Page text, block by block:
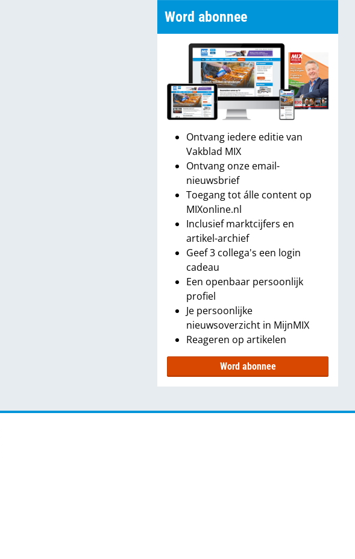
Word abonnee
Ontvang iedere editie van
Vakblad MIX
Ontvang onze email-
nieuwsbrief
Toegang tot álle content op
MIXonline.nl
Inclusief marktcijfers en
artikel-archief
Geef 3 collega's een login
cadeau
Een openbaar persoonlijk
profiel
Je persoonlijke
nieuwsoverzicht in MijnMIX
Reageren op artikelen
Word abonnee